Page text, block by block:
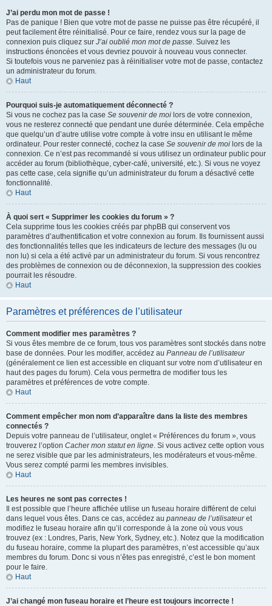
J’ai perdu mon mot de passe !
Pas de panique ! Bien que votre mot de passe ne puisse pas être récupéré, il
peut facilement être réinitialisé. Pour ce faire, rendez vous sur la page de
connexion puis cliquez sur J’ai oublié mon mot de passe. Suivez les
instructions énoncées et vous devriez pouvoir à nouveau vous connecter.
Si toutefois vous ne parveniez pas à réinitialiser votre mot de passe, contactez
un administrateur du forum.
Haut
Pourquoi suis-je automatiquement déconnecté ?
Si vous ne cochez pas la case Se souvenir de moi lors de votre connexion,
vous ne resterez connecté que pendant une durée déterminée. Cela empêche
que quelqu’un d’autre utilise votre compte à votre insu en utilisant le même
ordinateur. Pour rester connecté, cochez la case Se souvenir de moi lors de la
connexion. Ce n’est pas recommandé si vous utilisez un ordinateur public pour
accéder au forum (bibliothèque, cyber-café, université, etc.). Si vous ne voyez
pas cette case, cela signifie qu’un administrateur du forum a désactivé cette
fonctionnalité.
Haut
À quoi sert « Supprimer les cookies du forum » ?
Cela supprime tous les cookies créés par phpBB qui conservent vos
paramètres d’authentification et votre connexion au forum. Ils fournissent aussi
des fonctionnalités telles que les indicateurs de lecture des messages (lu ou
non lu) si cela a été activé par un administrateur du forum. Si vous rencontrez
des problèmes de connexion ou de déconnexion, la suppression des cookies
pourrait les résoudre.
Haut
Paramètres et préférences de l’utilisateur
Comment modifier mes paramètres ?
Si vous êtes membre de ce forum, tous vos paramètres sont stockés dans notre
base de données. Pour les modifier, accédez au Panneau de l’utilisateur
(généralement ce lien est accessible en cliquant sur votre nom d’utilisateur en
haut des pages du forum). Cela vous permettra de modifier tous les
paramètres et préférences de votre compte.
Haut
Comment empêcher mon nom d’apparaître dans la liste des membres
connectés ?
Depuis votre panneau de l’utilisateur, onglet « Préférences du forum », vous
trouverez l’option Cacher mon statut en ligne. Si vous activez cette option vous
ne serez visible que par les administrateurs, les modérateurs et vous-même.
Vous serez compté parmi les membres invisibles.
Haut
Les heures ne sont pas correctes !
Il est possible que l’heure affichée utilise un fuseau horaire différent de celui
dans lequel vous êtes. Dans ce cas, accédez au panneau de l’utilisateuret
modifiez le fuseau horaire afin qu’il corresponde à la zone où vous vous
trouvez (ex : Londres, Paris, New York, Sydney, etc.). Notez que la modification
du fuseau horaire, comme la plupart des paramètres, n’est accessible qu’aux
membres du forum. Donc si vous n’êtes pas enregistré, c’est le bon moment
pour le faire.
Haut
J’ai changé mon fuseau horaire et l’heure est toujours incorrecte !